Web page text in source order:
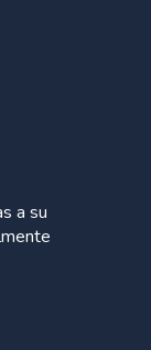
a su